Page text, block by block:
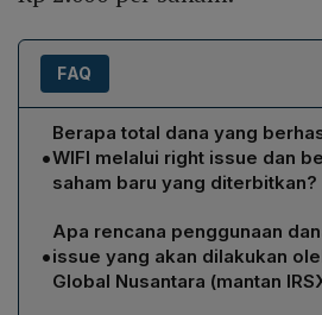
FAQ
•
Berapa total dana yang
WIFI melalui right issue dan
saham baru yang diterbitkan?
WIFI berhasil menghimpun dana
pemesanan seluruh hak oleh PT
Bersama, yang memperoleh
•
Apa rencana penggunaan
issue yang akan dilakukan
Global Nusantara (mantan